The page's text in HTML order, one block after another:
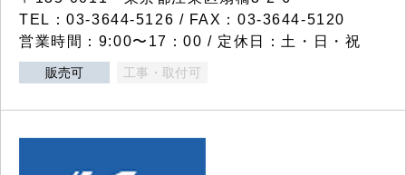
TEL：03-3644-5126 / FAX：03-3644-5120
営業時間：9:00〜17：00 / 定休日：土・日・祝
販売可 工事・取付可